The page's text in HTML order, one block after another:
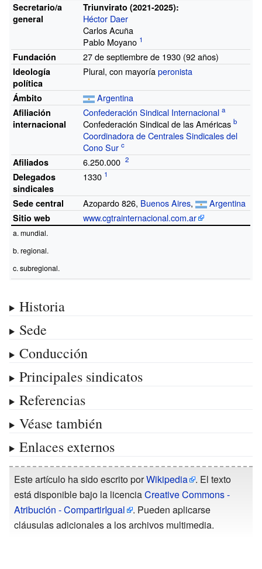
Secretario/a
general
Triunvirato (2021-2025):
Héctor Daer
Carlos Acuña
Pablo Moyano
Fundación 27 de septiembre de 1930 (92años)
Ideología
política
Plural, con mayoríaperonista
Ámbito Argentina
Afiliación
internacional
Confederación Sindical Internacional
Confederación Sindical de las Américas
Coordinadora de Centrales Sindicales del
Cono Sur
Afiliados 6.250.000
Delegados
sindicales
1330
Sede central Azopardo 826, Buenos Aires, Argentina
Sitio web www.cgtrainternacional.com.ar
mundial.
regional.
subregional.
Historia
Sede
Conducción
Principales sindicatos
Referencias
Véase también
Enlaces externos
Este artículo ha sido escrito porWikipedia
. El texto
está disponible bajo la licenciaCreative Commons -
Atribución - CompartirIgual
. Pueden aplicarse
cláusulas adicionales a los archivos multimedia.